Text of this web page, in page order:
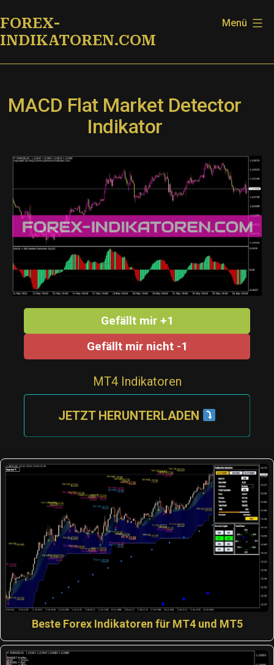
Inhalt
springen
FOREX-
INDIKATOREN.COM
Menü
MACD Flat Market Detector
Indikator
Gefällt mir +1
Gefällt mir nicht -1
MT4 Indikatoren
JETZT HERUNTERLADEN
Beste Forex Indikatoren für MT4 und MT5